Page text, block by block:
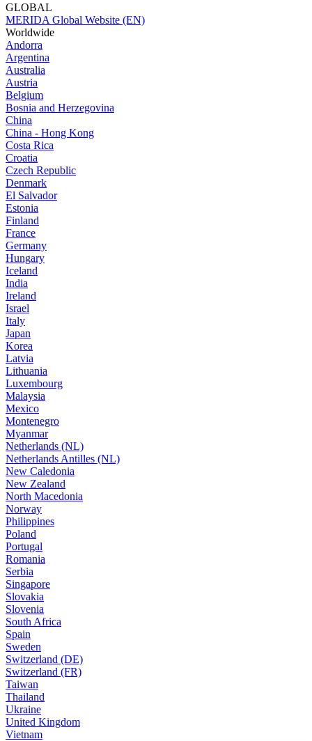
GLOBAL
MERIDA Global Website (EN)
Worldwide
Andorra
Argentina
Australia
Austria
Belgium
Bosnia and Herzegovina
China
China - Hong Kong
Costa Rica
Croatia
Czech Republic
Denmark
El Salvador
Estonia
Finland
France
Germany
Hungary
Iceland
India
Ireland
Israel
Italy
Japan
Korea
Latvia
Lithuania
Luxembourg
Malaysia
Mexico
Montenegro
Myanmar
Netherlands (NL)
Netherlands Antilles (NL)
New Caledonia
New Zealand
North Macedonia
Norway
Philippines
Poland
Portugal
Romania
Serbia
Singapore
Slovakia
Slovenia
South Africa
Spain
Sweden
Switzerland (DE)
Switzerland (FR)
Taiwan
Thailand
Ukraine
United Kingdom
Vietnam